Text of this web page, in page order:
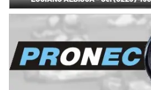
PATAGONICO - F6
Moto Club Reginense (Tierra)
Gral. E. Godoy (Río Negro)
CSK - F7
Juventud Unida (Tierra)
Humboldt (Santa Fe)